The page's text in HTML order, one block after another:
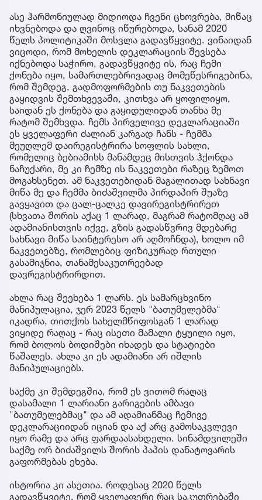
ასე ჰარმონიულად მიდიოდა ჩვენი ცხოვრება, მიწაც
იხვნებოდა და ღვინოც იწურებოდა, სანამ 2020
წელს პოლიტიკაში მოსვლა გადავწყვიტე. ვინაიდან
ვიცოდი, რომ მოხელის დეკლარაციის შევსება
იქნებოდა საჭირო, გადავწყვიტე ის, რაც ჩემი
ქონება იყო, სამართლებრივადაც მომეწესრიგებინა,
რომ შემდეგ, გადმოფორმების თუ ნაკვეთების
გაყიდვის შემთხვევაში, კითხვა არ ყოფილიყო,
საიდან ეს ქონება და გაყიდულიდან თანხა მე
რატომ შემხვდა. ჩემს პირველივე დეკლარაციაში
ეს ყველაფერი ძალიან კარგად ჩანს - ჩემმა
მეუღლემ დაირეგისტრირა სოფლის სახლი,
რომელიც ბებიამისს მანამდეც მისთვის ჰქონდა
ნაჩუქარი, მე კი ჩემზე ის ნაკვეთები რაზეც ზემოთ
მოგახსენეთ. ამ ნაკვეთებიდან მაგალითად სახნავი
მიწა მე და ჩემმა ბიძაშვილმა პირდაპირ შუაზე
გავყავით და ცალ-ცალკე დავირეგისტრირეთ
(სხვათა შორის აქაც 1 ლარად, მაგრამ რატომღაც ამ
ადამიანისთვის იქვე, გზის გადასწვრივ მდებარე
სახნავი მიწა საინტერესო არ აღმოჩნდა), ხოლო იმ
ნაკვეთებზე, რომლებიც ფიზიკურად რთული
გასამიჯნია, თანამესაკუთრეებად
დავრეგისტრირდით.
ახლა რაც შეეხება 1 ლარს. ეს სამარცხვინო
მანიპულაცია, ჯერ 2023 წელს "ბათუმელებმა"
იკადრა, თითქოს სახელმწიფოსგან 1 ლარად
ვიყიდე რაღაც - რაც ისეთი მამალი ტყუილი იყო,
რომ ბოლოს ბოდიშები იხადეს და სტატიები
წაშალეს. ახლა კი ეს ადამიანი არ იშლის
მანიპულაციებს.
საქმე კი შემდეგშია, რომ ეს ვითომ რაღაც
დასამალი 1 ლარიანი გარიგების ამბავი
"ბათუმელებმაც" და ამ ადამიანმაც ჩემივე
დეკლარაციიდან იციან და აქ არც გამოსაკვლევი
იყო რამე და არც ფარდაასახდელი. სინამდვილეში
საქმე ორ ბიძაშვილს შორის პაპის დანატოვარის
გაფორმებას ეხება.
ისტორია კი ასეთია. როდესაც 2020 წელს
გადავწყვიტე, რომ ყველაფერი რაც საკუთრებაში